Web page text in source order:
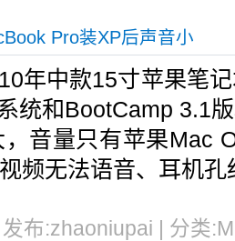
Pro装XP后声音小
中款15寸苹果笔记
统和BootCamp 3.1
音量只有苹果Mac
频无法语音、耳机孔
发布:zhaoniupai | 分类